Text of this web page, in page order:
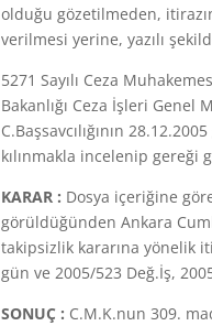
olduğu gözetilmeden,
verilmesi yerine, yazılı
5271 Sayılı Ceza
Bakanlığı Ceza İşleri Genel
C.Başsavcılığının
kılınmakla incelenip gereği
KARAR : Dosya içeriğine
görüldüğünden Ankara
takipsizlik kararına yönelik
gün ve 2005/523 Değ.İş,
SONUÇ : C.M.K.nun 309.